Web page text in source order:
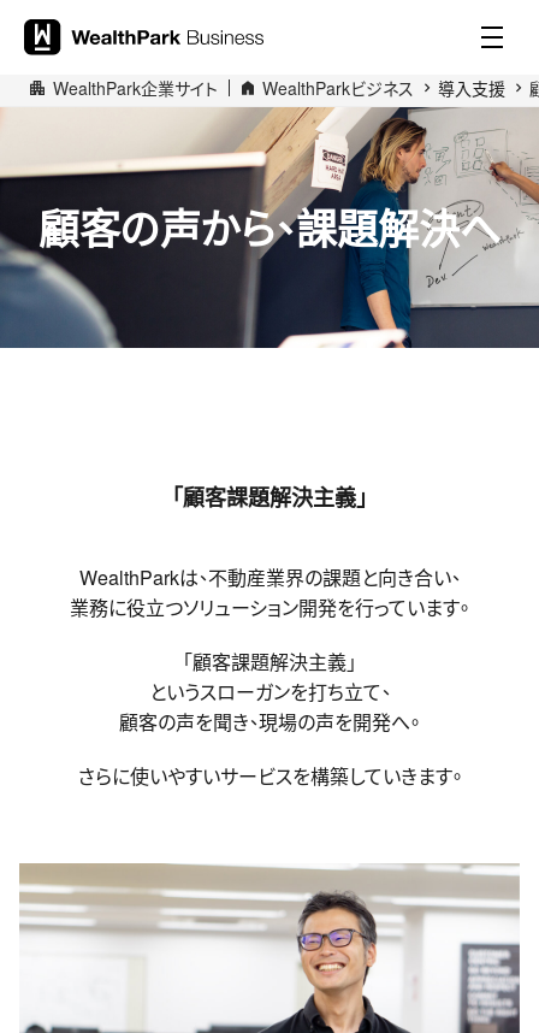
WealthPark企業サイト WealthParkビジネス 導入支援
顧客の声から、課題解決へ
「顧客課題解決主義」
WealthParkは、不動産業界の課題と向き合い、
業務に役立つソリューション開発を行っています。
「顧客課題解決主義」
というスローガンを打ち立て、
顧客の声を聞き、現場の声を開発へ。
さらに使いやすいサービスを構築していきます。